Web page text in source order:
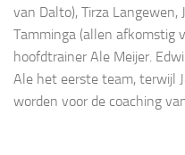
van Dalto), Tirza Langewen,
Tamminga (allen afkomstig
hoofdtrainer Ale Meijer.
Ale het eerste team, terwijl
worden voor de coaching